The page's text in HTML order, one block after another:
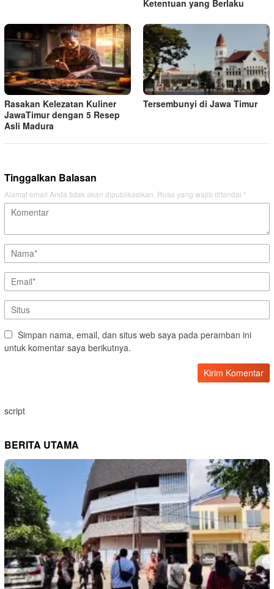
Ketentuan yang Berlaku
Rasakan Kelezatan Kuliner
JawaTimur dengan 5 Resep
Asli Madura
Tersembunyi di Jawa Timur
Tinggalkan Balasan
Alamat email Anda tidak akan dipublikasikan. Ruas yang wajib ditandai *
Simpan nama, email, dan situs web saya pada peramban ini
untuk komentar saya berikutnya.
script
BERITA UTAMA